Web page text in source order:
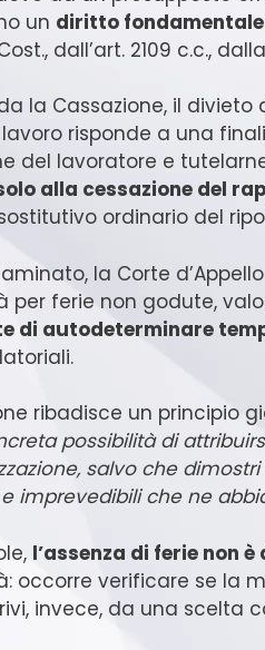
un diritto
dall’art. 2109 c.c.,
la Cassazione, il
risponde a una
del lavoratore e
alla cessazione del
ordinario del
la Corte
per ferie non godute,
di autodeterminare
ribadisce un principio
possibilità di
salvo che
imprevedibili che ne
l’assenza di ferie non
occorre verificare se la
invece, da una scelta